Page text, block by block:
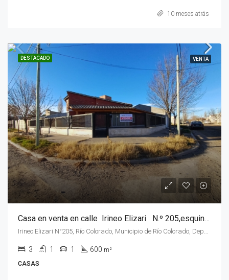
10 meses atrás
DESTACADO VENTA
Casa en venta en calle Irineo Elizari N.º 205,esquina, de la ciudad de Rio Colorado, Rio Negro.
Irineo Elizari N°205, Río Colorado, Municipio de Río Colorado, Departamento Pichi Mahuida, Río Negro, 8138, Argentina
3 1 1 600 m²
CASAS